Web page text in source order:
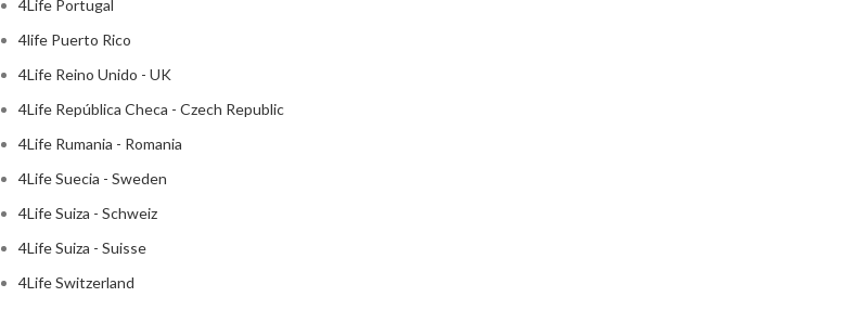
4Life Portugal
4life Puerto Rico
4Life Reino Unido - UK
4Life República Checa - Czech Republic
4Life Rumania - Romania
4Life Suecia - Sweden
4Life Suiza - Schweiz
4Life Suiza - Suisse
4Life Switzerland